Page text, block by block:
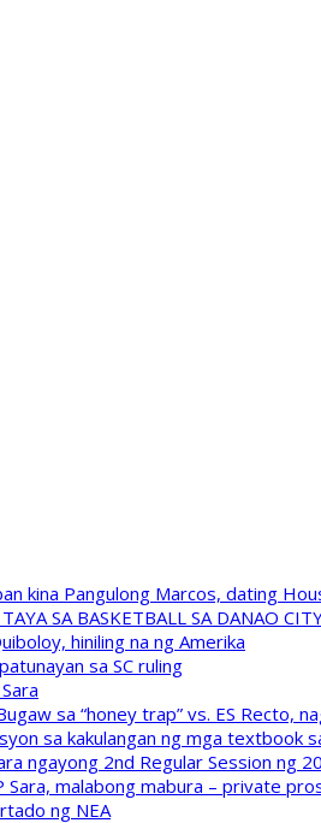
kina Pangulong Marcos, dating
SA BASKETBALL SA DANAO
hiniling na ng Amerika
sa SC ruling
sa “honey trap” vs. ES Recto,
sa kakulangan ng mga textbook
ngayong 2nd Regular Session ng
malabong mabura – private
ng NEA